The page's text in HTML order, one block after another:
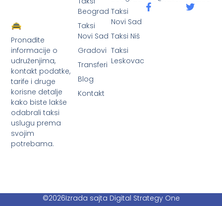
Pronađite
informacije o
udruženjima,
kontakt podatke,
tarife i druge
korisne detalje
kako biste lakše
odabrali taksi
uslugu prema
svojim
potrebama.
Taksi
Novi Sad
Taksi Niš
Taksi
Leskovac
Beograd
Taksi
Novi Sad
Gradovi
Transferi
Blog
Kontakt
©2026Izrada sajta Digital Strategy One